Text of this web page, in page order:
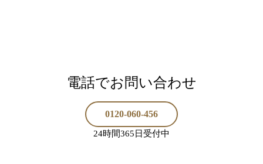
電話でお問い合わせ
0120-060-456
24時間365日受付中